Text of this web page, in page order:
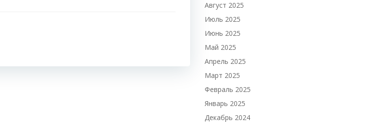
Август 2025
Июль 2025
Июнь 2025
Май 2025
Апрель 2025
Март 2025
Февраль 2025
Январь 2025
Декабрь 2024